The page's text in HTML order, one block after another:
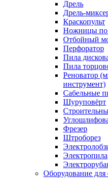
Дрель
Дрель-
Краскопульт
Ножницы по
Отбойный
Перфоратор
Пила
Пила
Реноватор
инструмент)
Сабельные
Шуруповёрт
Фрезер
Штроборез
Электропила
Оборудование для